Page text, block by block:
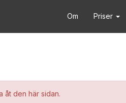
Om Priser
åt den här sidan.